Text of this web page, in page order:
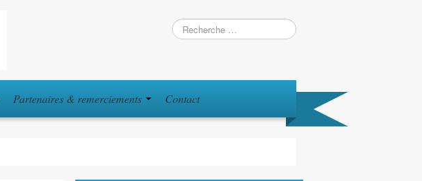
Partenaires & remerciements Contact